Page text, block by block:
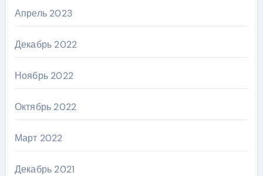
Апрель 2023
Декабрь 2022
Ноябрь 2022
Октябрь 2022
Март 2022
Декабрь 2021